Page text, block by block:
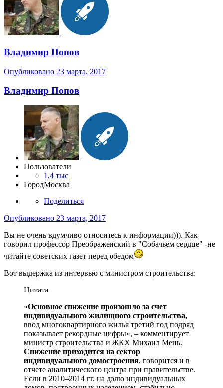
Владимир Попов
Опубликовано 23 марта, 2017
Владимир Попов
Пользователи
1,4 тыс
ГородМосква
Поделиться
Опубликовано 23 марта, 2017
Вы не очень вдумчиво относитесь к информации))). Как
говорил профессор Преображенский в "Собачьем сердце" -не
читайте советских газет перед обедом
Вот выдержка из интервью с министром строительства:
Цитата
«Основное снижение произошло за счет
индивидуального жилищного строительства,
ввод многоквартирного жилья третий год подряд
показывает рекордные цифры», – комментирует
министр строительства и ЖКХ Михаил Мень.
Снижение приходится на сектор
индивидуального домостроения, говорится и в
отчете аналитического центра при правительстве.
Если в 2010–2014 гг. на долю индивидуальных